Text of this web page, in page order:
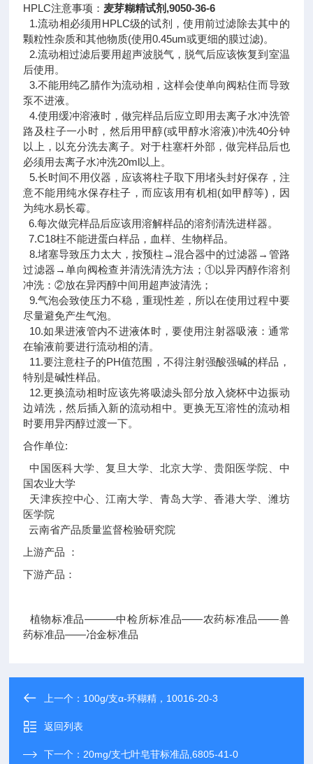
HPLC注意事项： 麦芽糊精试剂,9050-36-6
1.流动相必须用HPLC级的试剂，使用前过滤除去其中的
颗粒性杂质和其他物质(使用0.45um或更细的膜过滤)。
2.流动相过滤后要用超声波脱气，脱气后应该恢复到室温
后使用。
3.不能用纯乙腈作为流动相，这样会使单向阀粘住而导致
泵不进液。
4.使用缓冲溶液时，做完样品后应立即用去离子水冲洗管
路及柱子一小时，然后用甲醇(或甲醇水溶液)冲洗40分钟
以上，以充分洗去离子。对于柱塞杆外部，做完样品后也
必须用去离子水冲洗20ml以上。
5.长时间不用仪器，应该将柱子取下用堵头封好保存，注
意不能用纯水保存柱子，而应该用有机相(如甲醇等)，因
为纯水易长霉。
6.每次做完样品后应该用溶解样品的溶剂清洗进样器。
7.C18柱不能进蛋白样品，血样、生物样品。
8.堵塞导致压力太大，按预柱→混合器中的过滤器→管路
过滤器→单向阀检查并清洗清洗方法；①以异丙醇作溶剂
冲洗：②放在异丙醇中间用超声波清洗；
9.气泡会致使压力不稳，重现性差，所以在使用过程中要
尽量避免产生气泡。
10.如果进液管内不进液体时，要使用注射器吸液：通常
在输液前要进行流动相的清。
11.要注意柱子的PH值范围，不得注射强酸强碱的样品，
特别是碱性样品。
12.更换流动相时应该先将吸滤头部分放入烧杯中边振动
边靖洗，然后插入新的流动相中。更换无互溶性的流动相
时要用异丙醇过渡一下。
合作单位:
中国医科大学、复旦大学、北京大学、贵阳医学院、中
国农业大学
天津疾控中心、江南大学、青岛大学、香港大学、潍坊
医学院
云南省产品质量监督检验研究院
上游产品 ：
下游产品：
植物标准品———中检所标准品——农药标准品——兽
药标准品——冶金标准品
上一个： 100g/支α-环糊精，10016-20-3
返回列表
下一个：20mg/支七叶皂苷标准品,6805-41-0